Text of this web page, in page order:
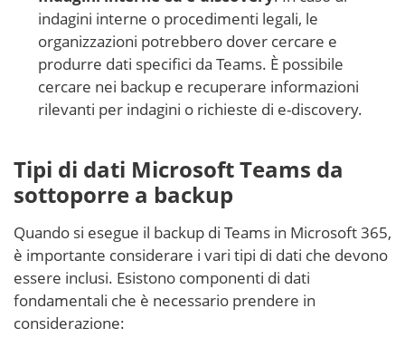
indagini interne o procedimenti legali, le
organizzazioni potrebbero dover cercare e
produrre dati specifici da Teams. È possibile
cercare nei backup e recuperare informazioni
rilevanti per indagini o richieste di e-discovery.
Tipi di dati Microsoft Teams da
sottoporre a backup
Quando si esegue il backup di Teams in Microsoft 365,
è importante considerare i vari tipi di dati che devono
essere inclusi. Esistono componenti di dati
fondamentali che è necessario prendere in
considerazione: